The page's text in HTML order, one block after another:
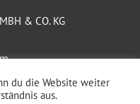
& CO. KG
du die Website weiter
aus.